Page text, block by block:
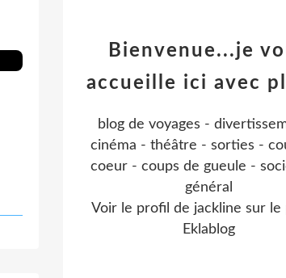
Bienvenue...je
accueille ici avec
blog de voyages -
cinéma - théâtre - sorties -
coeur - coups de gueule -
général
Voir le profil de jackline sur le
Eklablog